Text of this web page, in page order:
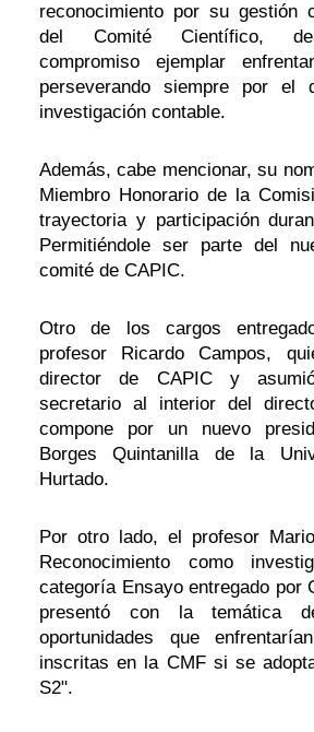
reconocimiento por su gestión
del Comité Científico,
compromiso ejemplar
perseverando siempre por el
investigación contable.
Además, cabe mencionar, su
Miembro Honorario de la
trayectoria y participación
Permitiéndole ser parte del
comité de CAPIC.
Otro de los cargos
profesor Ricardo Campos,
director de CAPIC y
secretario al interior del
compone por un nuevo
Borges Quintanilla de la
Hurtado.
Por otro lado, el profesor
Reconocimiento como
categoría Ensayo entregado por
presentó con la temática
oportunidades que
inscritas en la CMF si se
S2".